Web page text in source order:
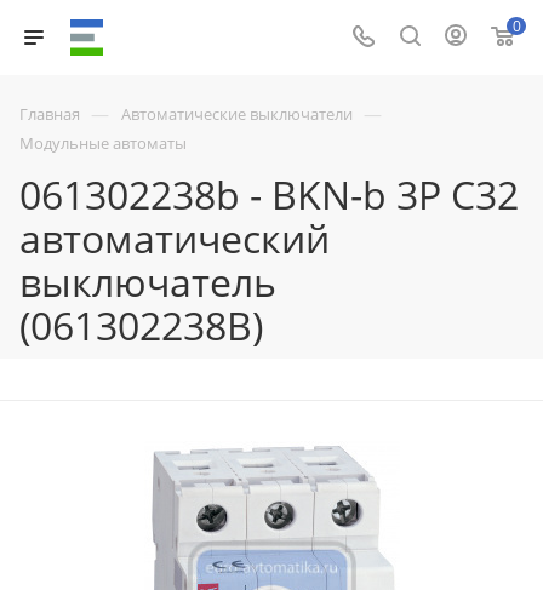
0
Главная — Автоматические выключатели —
Модульные автоматы
061302238b - BKN-b 3P C32
автоматический
выключатель
(061302238B)